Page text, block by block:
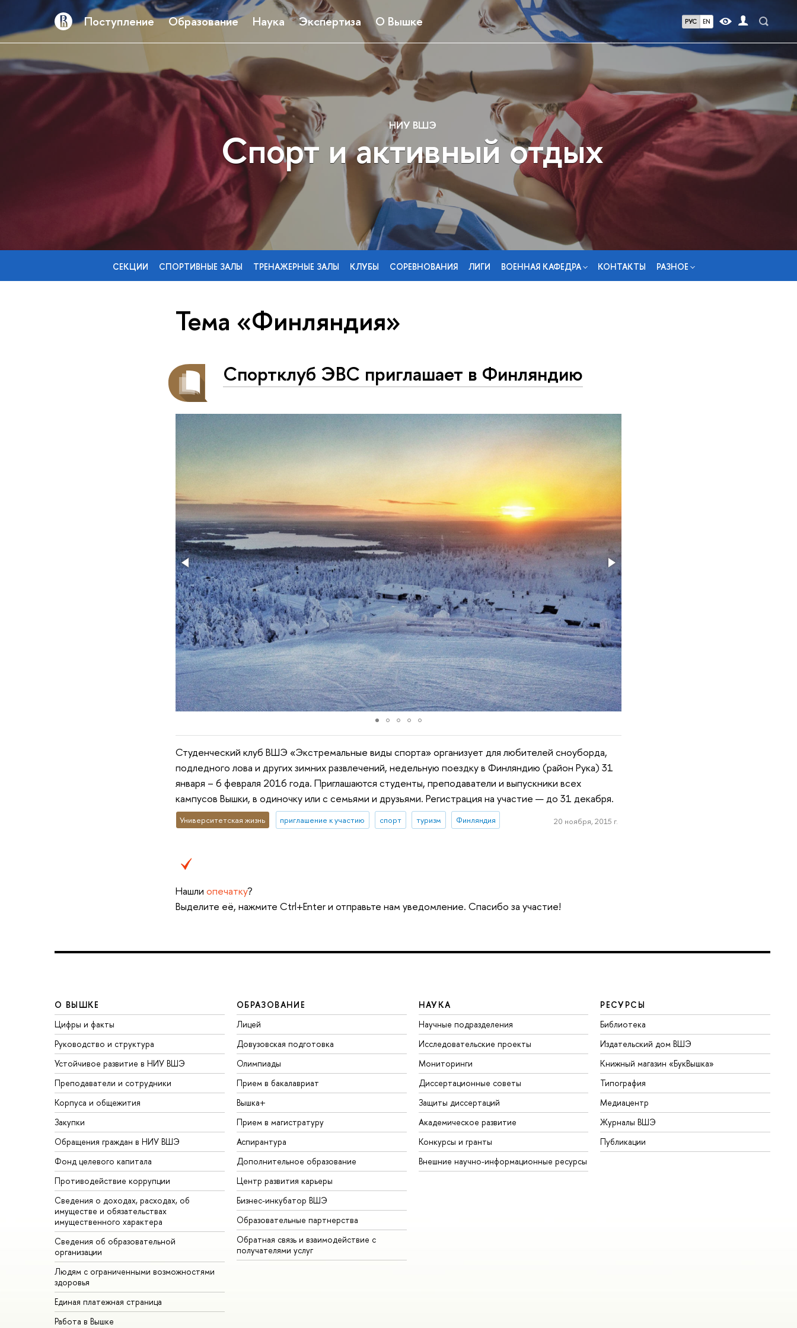
Поступление Образование Наука Экспертиза О Вышке РУС EN
НИУ ВШЭ
Спорт и активный отдых
СЕКЦИИ СПОРТИВНЫЕ ЗАЛЫ ТРЕНАЖЕРНЫЕ ЗАЛЫ КЛУБЫ СОРЕВНОВАНИЯ ЛИГИ ВОЕННАЯ КАФЕДРА КОНТАКТЫ РАЗНОЕ
Тема «Финляндия»
Спортклуб ЭВС приглашает в Финляндию
Студенческий клуб ВШЭ «Экстремальные виды спорта» организует для любителей сноуборда,
подледного лова и других зимних развлечений, недельную поездку в Финляндию (район Рука) 31
января – 6 февраля 2016 года. Приглашаются студенты, преподаватели и выпускники всех
кампусов Вышки, в одиночку или с семьями и друзьями. Регистрация на участие — до 31 декабря.
Университетская жизнь приглашение к участию спорт туризм Финляндия 20 ноября, 2015 г.
Нашли опечатку?
Выделите её, нажмите Ctrl+Enter и отправьте нам уведомление. Спасибо за участие!
О ВЫШКЕ
Цифры и факты
Руководство и структура
Устойчивое развитие в НИУ ВШЭ
Преподаватели и сотрудники
Корпуса и общежития
Закупки
Обращения граждан в НИУ ВШЭ
Фонд целевого капитала
Противодействие коррупции
Сведения о доходах, расходах, об
имуществе и обязательствах
имущественного характера
Сведения об образовательной
организации
Людям с ограниченными возможностями
здоровья
Единая платежная страница
Работа в Вышке
ОБРАЗОВАНИЕ
Лицей
Довузовская подготовка
Олимпиады
Прием в бакалавриат
Вышка+
Прием в магистратуру
Аспирантура
Дополнительное образование
Центр развития карьеры
Бизнес-инкубатор ВШЭ
Образовательные партнерства
Обратная связь и взаимодействие с
получателями услуг
НАУКА
Научные подразделения
Исследовательские проекты
Мониторинги
Диссертационные советы
Защиты диссертаций
Академическое развитие
Конкурсы и гранты
Внешние научно-информационные ресурсы
РЕСУРСЫ
Библиотека
Издательский дом ВШЭ
Книжный магазин «БукВышка»
Типография
Медиацентр
Журналы ВШЭ
Публикации